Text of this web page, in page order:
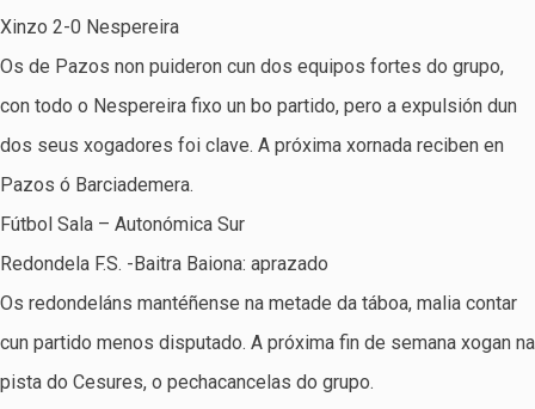
Xinzo 2-0 Nespereira
Os de Pazos non puideron cun dos equipos fortes do grupo,
con todo o Nespereira fixo un bo partido, pero a expulsión dun
dos seus xogadores foi clave. A próxima xornada reciben en
Pazos ó Barciademera.
Fútbol Sala – Autonómica Sur
Redondela F.S. -Baitra Baiona: aprazado
Os redondeláns mantéñense na metade da táboa, malia contar
cun partido menos disputado. A próxima fin de semana xogan na
pista do Cesures, o pechacancelas do grupo.